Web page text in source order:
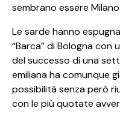
sembrano essere
Le sarde hanno
“Barca” di Bologna con
del successo di una
emiliana ha comunque
possibilità senza però
con le più quotate